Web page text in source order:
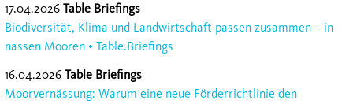
17.04.2026 Table Briefings
Biodiversität, Klima und Landwirtschaft passen zusammen – in
nassen Mooren • Table.Briefings
16.04.2026 Table Briefings
Moorvernässung: Warum eine neue Förderrichtlinie den